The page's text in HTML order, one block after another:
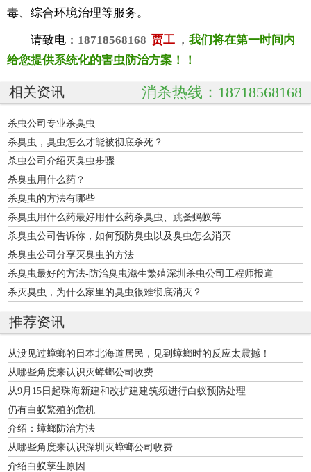
毒、综合环境治理等服务。
请致电： 18718568168 贾工 ， 我们将在第一时间内
给您提供系统化的害虫防治方案！！
相关资讯 消杀热线：18718568168
杀虫公司专业杀臭虫
杀臭虫，臭虫怎么才能被彻底杀死？
杀虫公司介绍灭臭虫步骤
杀臭虫用什么药？
杀臭虫的方法有哪些
杀臭虫用什么药最好用什么药杀臭虫、跳蚤蚂蚁等
杀臭虫公司告诉你，如何预防臭虫以及臭虫怎么消灭
杀臭虫公司分享灭臭虫的方法
杀臭虫最好的方法-防治臭虫滋生繁殖深圳杀虫公司工程师报道
杀灭臭虫，为什么家里的臭虫很难彻底消灭？
推荐资讯
从没见过蟑螂的日本北海道居民，见到蟑螂时的反应太震撼！
从哪些角度来认识灭蟑螂公司收费
从9月15日起珠海新建和改扩建建筑须进行白蚁预防处理
仍有白蚁繁殖的危机
介绍：蟑螂防治方法
从哪些角度来认识深圳灭蟑螂公司收费
介绍白蚁孳生原因